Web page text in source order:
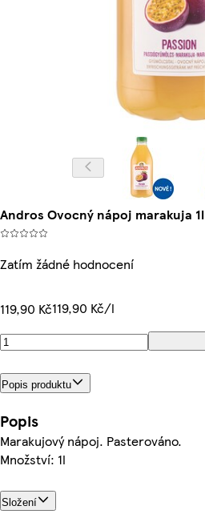
Andros Ovocný nápoj marakuja 1l
Zatím žádné hodnocení
119,90 Kč119,90 Kč/l
Popis produktu
Popis
Marakujový nápoj. Pasterováno.
Množství: 1l
Složení